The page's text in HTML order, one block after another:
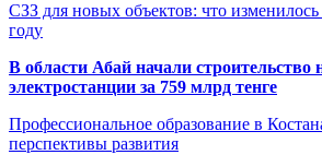
СЗЗ для новых объектов: что изменилось
году
В области Абай начали строительство
электростанции за 759 млрд тенге
Профессиональное образование в
перспективы развития